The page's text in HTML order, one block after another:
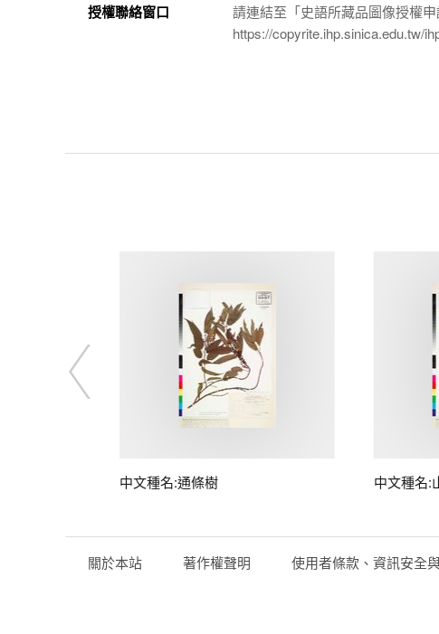
授權聯絡窗口
請連結至「史語所藏品圖像授權
https://copyrite.ihp.sinica.edu.tw/
中文種名:通條樹 中文種名:
關於本站 著作權聲明 使用者條款、資訊安全